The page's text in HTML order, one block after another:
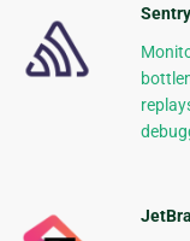
Sentry